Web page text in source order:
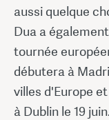
aussi quelque
Dua a
tournée
débutera à
villes d'Europe
à Dublin le 19